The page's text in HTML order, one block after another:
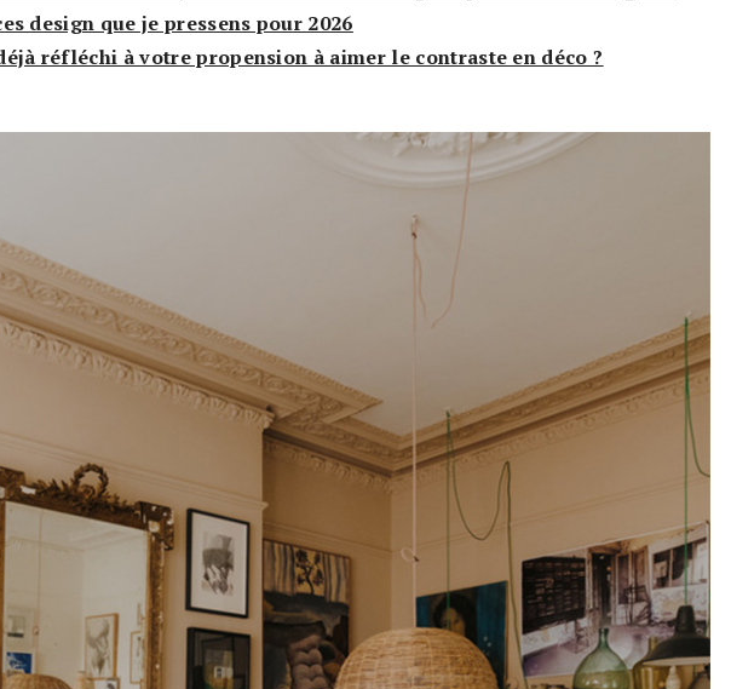
design que je pressens pour 2026
réfléchi à votre propension à aimer le contraste en déco ?